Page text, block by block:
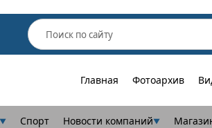
Главная Фотоархив
▼ Спорт Новости компаний▼